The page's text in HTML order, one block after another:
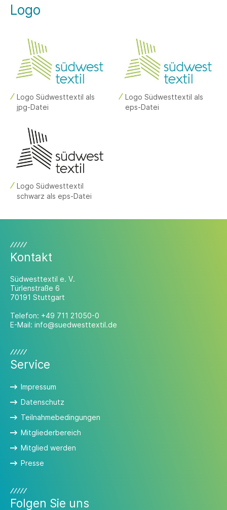
Logo
Logo Südwesttextil als
jpg-Datei
Logo Südwesttextil als
eps-Datei
Logo Südwesttextil
schwarz als eps-Datei
Kontakt
Südwesttextil e. V.
Türlenstraße 6
70191 Stuttgart
Telefon: +49 711 21050-0
E-Mail: info@suedwesttextil.de
Service
Impressum
Datenschutz
Teilnahmebedingungen
Mitgliederbereich
Mitglied werden
Presse
Folgen Sie uns